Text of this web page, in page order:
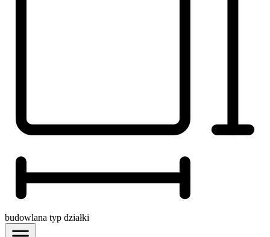
budowlana typ działki